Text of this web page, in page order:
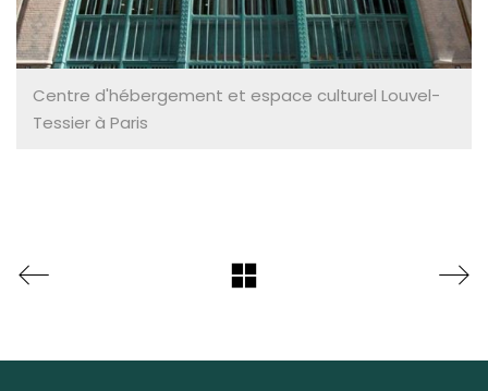
Centre d'hébergement et espace culturel Louvel-
Tessier à Paris